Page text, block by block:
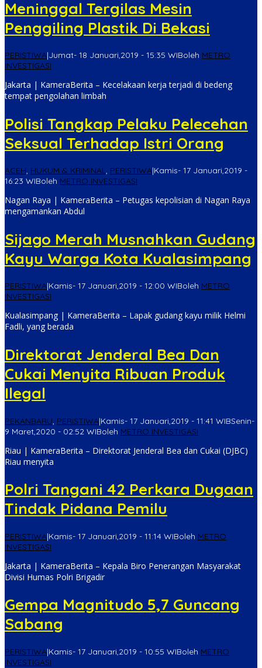
Meninggal Tergilas Mesin
Penggiling Plastik Di Bekasi
PERISTIWA|Jumat- 18 Januari,2019 - 15:35 WIBoleh METRO
INVESTIGASI
Jakarta | KameraBerita – Kecelakaan kerja terjadi di bedeng
tempat pengolahan limbah
Polisi Tangkap Pelaku Pelecehan
Seksual Terhadap Istri Orang
ACEH, HUKUM & KRIMINAL, PERISTIWA|Kamis- 17 Januari,2019 -
16:23 WIBoleh METRO INVESTIGASI
Nagan Raya | KameraBerita – Petugas kepolisian di Nagan Raya
mengamankan Abdul
Sijago Merah Musnahkan Gudang
Kayu Warga Kota Kualasimpang
PERISTIWA|Kamis- 17 Januari,2019 - 12:00 WIBoleh METRO
INVESTIGASI
Kualasimpang | KameraBerita – Lapak gudang kayu milik Helmi
Fadli, yang berada
Direktorat Jenderal Bea Dan
Cukai Menyita Ribuan Produk
Ilegal
PEKANBARU, PERISTIWA|Kamis- 17 Januari,2019 - 11:41 WIBSenin-
9 Maret,2020 - 02:52 WIBoleh METRO INVESTIGASI
Riau | KameraBerita – Direktorat Jenderal Bea dan Cukai (DJBC)
Riau menyita
Polri Tangani 42 Perkara Dugaan
Tindak Pidana Pemilu
PERISTIWA|Kamis- 17 Januari,2019 - 11:14 WIBoleh METRO
INVESTIGASI
Jakarta | KameraBerita – Kepala Biro Penerangan Masyarakat
Divisi Humas Polri Brigadir
Gempa Magnitudo 5,7 Guncang
Sabang
PERISTIWA|Kamis- 17 Januari,2019 - 10:55 WIBoleh METRO
INVESTIGASI